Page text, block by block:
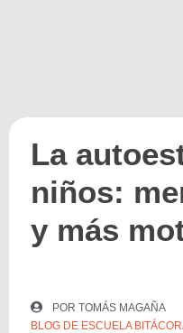
La
niños:
y más
POR TOMÁS MAGAÑA
BLOG DE ESCUELA